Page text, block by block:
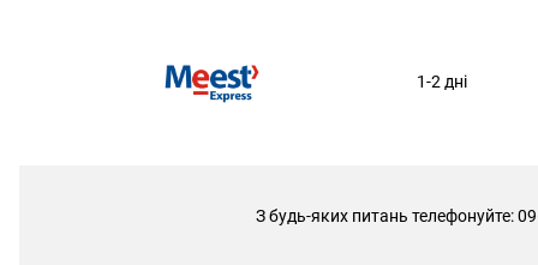
1-2 дні
З будь-яких питань телефонуйте: